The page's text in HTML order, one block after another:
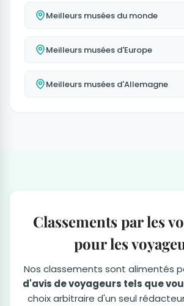
Meilleurs musées du monde
Meilleurs musées d'Europe
Meilleurs musées d'Allemagne
Classements par les
pour les
Nos classements sont alimentés
d'avis de voyageurs tels que
choix arbitraire d'un seul